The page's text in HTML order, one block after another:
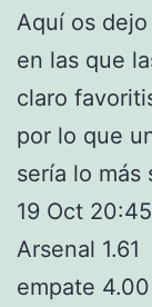
Aquí os
en las que
claro
por lo que
sería lo más
19 Oct 20:45
Arsenal 1.61
empate 4.00